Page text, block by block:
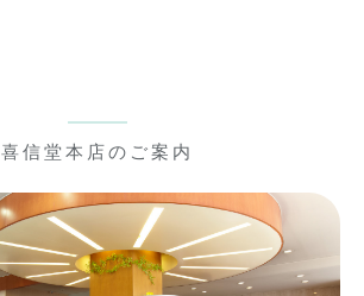
喜信堂本店のご案内